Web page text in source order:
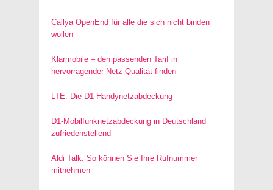
Callya OpenEnd für alle die sich nicht binden
wollen
Klarmobile – den passenden Tarif in
hervorragender Netz-Qualität finden
LTE: Die D1-Handynetzabdeckung
D1-Mobilfunknetzabdeckung in Deutschland
zufriedenstellend
Aldi Talk: So können Sie Ihre Rufnummer
mitnehmen